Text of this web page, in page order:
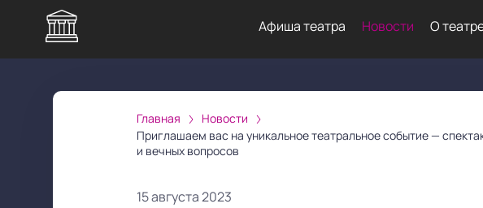
Афиша театра Новости О
Главная
Новости
Приглашаем вас на уникальное театральное событие —
и вечных вопросов
15 августа 2023